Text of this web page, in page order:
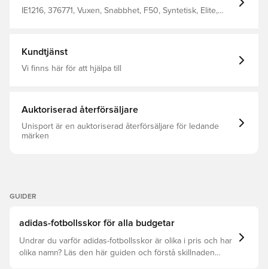
övre höljet ger optimal känsla för bollen vid höga
material, vilket är ytterligare ett steg mot en grönare
framtid Snörlöst stängningssystem, vilket ger en mycket
fin kontaktyta och en ren träff på bollen FG-dobbar för
IE1216, 376771, Vuxen, Snabbhet, F50, Syntetisk, Elite,
Kundtjänst
Vi finns här för att hjälpa till
Auktoriserad återförsäljare
Unisport är en auktoriserad återförsäljare för ledande
märken
GUIDER
adidas-fotbollsskor för alla budgetar
Undrar du varför adidas-fotbollsskor är olika i pris och har
olika namn? Läs den här guiden och förstå skillnaden